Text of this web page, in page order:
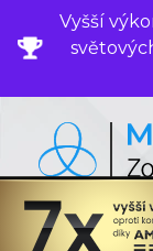
Vyšší